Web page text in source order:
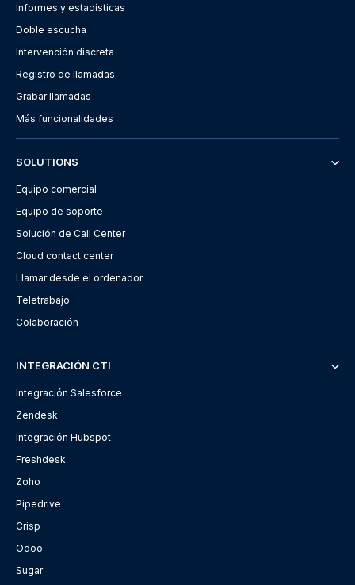
Informes y estadísticas
Doble escucha
Intervención discreta
Registro de llamadas
Grabar llamadas
Más funcionalidades
SOLUTIONS
Equipo comercial
Equipo de soporte
Solución de Call Center
Cloud contact center
Llamar desde el ordenador
Teletrabajo
Colaboración
INTEGRACIÓN CTI
Integración Salesforce
Zendesk
Integración Hubspot
Freshdesk
Zoho
Pipedrive
Crisp
Odoo
Sugar